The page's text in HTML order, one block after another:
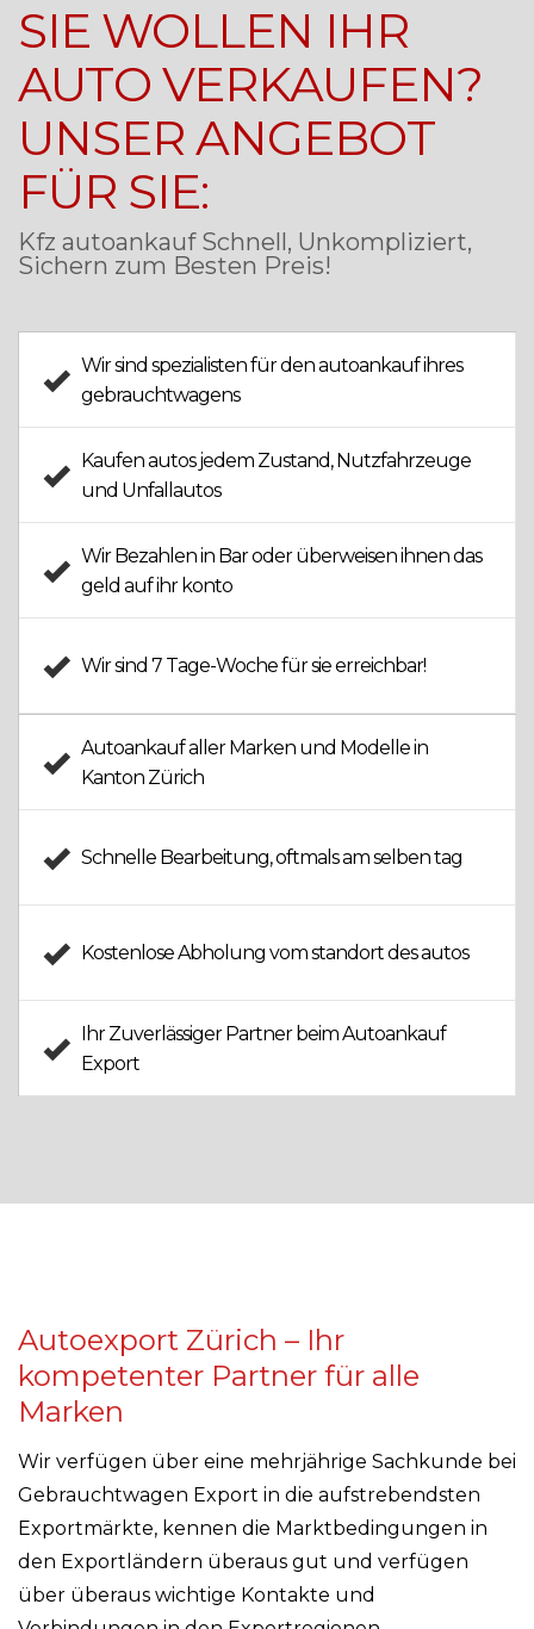
SIE WOLLEN IHR
AUTO VERKAUFEN?
UNSER ANGEBOT
FÜR SIE:
Kfz autoankauf Schnell, Unkompliziert,
Sichern zum Besten Preis!
Wir sind spezialisten für denautoankaufihres
gebrauchtwagens
Kaufen autos jedem Zustand,Nutzfahrzeuge
und Unfallautos
WirBezahlen in Baroder überweisen ihnen das
geld auf ihr konto
Wir sind 7 Tage-Wochefür sie erreichbar!
Autoankauf aller Marken und Modelle in
Kanton Zürich
Schnelle Bearbeitung, oftmals am selben tag
Kostenlose Abholung vom standort des autos
Ihr Zuverlässiger Partner beimAutoankauf
Export
Autoexport Zürich – Ihr
kompetenter Partner für alle
Marken
Wir verfügen über eine mehrjährige Sachkunde bei
Gebrauchtwagen Export in die aufstrebendsten
Exportmärkte, kennen die Marktbedingungen in
den Exportländern überaus gut und verfügen
über überaus wichtige Kontakte und